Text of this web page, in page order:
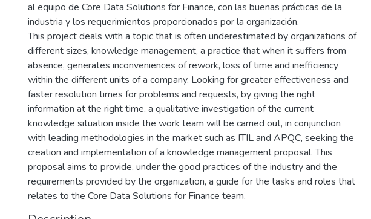
al equipo de Core Data Solutions for Finance, con las buenas prácticas de la
industria y los requerimientos proporcionados por la organización.
This project deals with a topic that is often underestimated by organizations of
different sizes, knowledge management, a practice that when it suffers from
absence, generates inconveniences of rework, loss of time and inefficiency
within the different units of a company. Looking for greater effectiveness and
faster resolution times for problems and requests, by giving the right
information at the right time, a qualitative investigation of the current
knowledge situation inside the work team will be carried out, in conjunction
with leading methodologies in the market such as ITIL and APQC, seeking the
creation and implementation of a knowledge management proposal. This
proposal aims to provide, under the good practices of the industry and the
requirements provided by the organization, a guide for the tasks and roles that
relates to the Core Data Solutions for Finance team.